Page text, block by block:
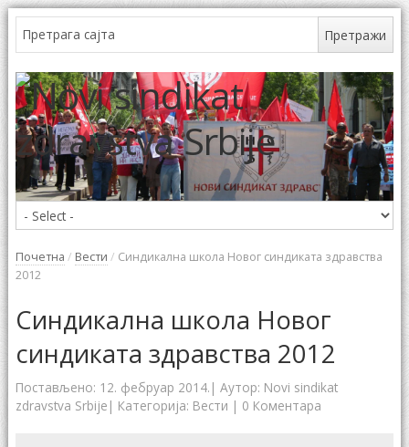
Почетна / Вести / Синдикална школа Новог синдиката здравства
2012
Синдикална школа Новог
синдиката здравства 2012
Постављено: 12. фебруар 2014. | Аутор: Novi sindikat
zdravstva Srbije | Категорија: Вести | 0 Коментара